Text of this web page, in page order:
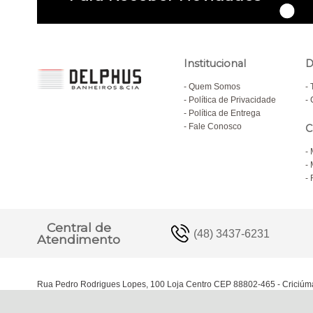
Institucional
Quem Somos
Política de Privacidade
Política de Entrega
Fale Conosco
Central de
Atendimento
(48) 3437-6231
Rua Pedro Rodrigues Lopes, 100 Loja Centro CEP 88802-465 -